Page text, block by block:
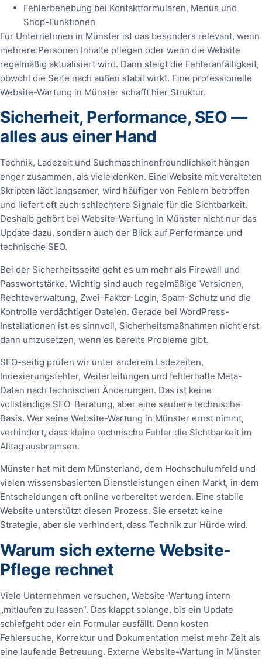
Fehlerbehebung bei Kontaktformularen, Menüs und
Shop-Funktionen
Für Unternehmen in Münster ist das besonders relevant, wenn
mehrere Personen Inhalte pflegen oder wenn die Website
regelmäßig aktualisiert wird. Dann steigt die Fehleranfälligkeit,
obwohl die Seite nach außen stabil wirkt. Eine professionelle
Website-Wartung in Münster schafft hier Struktur.
Sicherheit, Performance, SEO —
alles aus einer Hand
Technik, Ladezeit und Suchmaschinenfreundlichkeit hängen
enger zusammen, als viele denken. Eine Website mit veralteten
Skripten lädt langsamer, wird häufiger von Fehlern betroffen
und liefert oft auch schlechtere Signale für die Sichtbarkeit.
Deshalb gehört bei Website-Wartung in Münster nicht nur das
Update dazu, sondern auch der Blick auf Performance und
technische SEO.
Bei der Sicherheitsseite geht es um mehr als Firewall und
Passwortstärke. Wichtig sind auch regelmäßige Versionen,
Rechteverwaltung, Zwei-Faktor-Login, Spam-Schutz und die
Kontrolle verdächtiger Dateien. Gerade bei WordPress-
Installationen ist es sinnvoll, Sicherheitsmaßnahmen nicht erst
dann umzusetzen, wenn es bereits Probleme gibt.
SEO-seitig prüfen wir unter anderem Ladezeiten,
Indexierungsfehler, Weiterleitungen und fehlerhafte Meta-
Daten nach technischen Änderungen. Das ist keine
vollständige SEO-Beratung, aber eine saubere technische
Basis. Wer seine Website-Wartung in Münster ernst nimmt,
verhindert, dass kleine technische Fehler die Sichtbarkeit im
Alltag ausbremsen.
Münster hat mit dem Münsterland, dem Hochschulumfeld und
vielen wissensbasierten Dienstleistungen einen Markt, in dem
Entscheidungen oft online vorbereitet werden. Eine stabile
Website unterstützt diesen Prozess. Sie ersetzt keine
Strategie, aber sie verhindert, dass Technik zur Hürde wird.
Warum sich externe Website-
Pflege rechnet
Viele Unternehmen versuchen, Website-Wartung intern
„mitlaufen zu lassen“. Das klappt solange, bis ein Update
schiefgeht oder ein Formular ausfällt. Dann kosten
Fehlersuche, Korrektur und Dokumentation meist mehr Zeit als
eine laufende Betreuung. Externe Website-Wartung in Münster